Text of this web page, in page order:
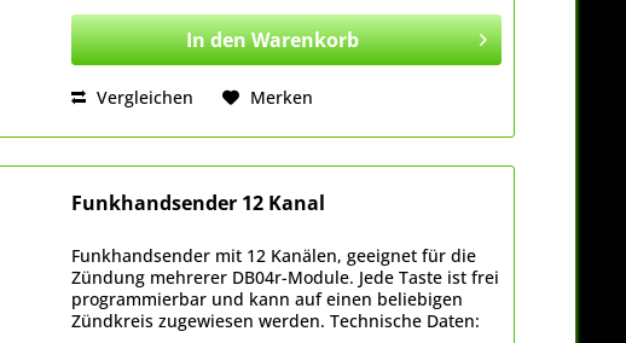
In denWarenkorb
Vergleichen Merken
Funkhandsender 12 Kanal
Funkhandsender mit 12 Kanälen, geeignet für die
Zündung mehrerer DB04r-Module. Jede Taste ist frei
programmierbar und kann auf einen beliebigen
Zündkreis zugewiesen werden. Technische Daten: